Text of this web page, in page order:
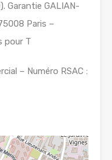
Garantie GALIAN-
Paris –
pour T
– Numéro RSAC :